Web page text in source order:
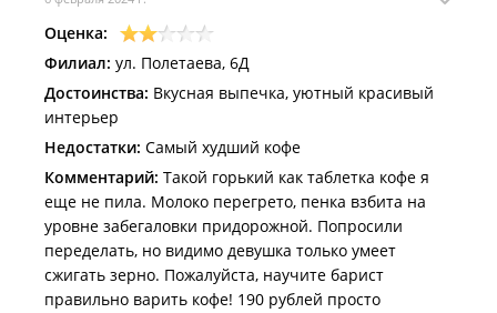
Оценка:
Филиал: ул. Полетаева, 6Д
Достоинства: Вкусная выпечка, уютный красивый
интерьер
Недостатки: Самый худший кофе
Комментарий: Такой горький как таблетка кофе я
еще не пила. Молоко перегрето, пенка взбита на
уровне забегаловки придорожной. Попросили
переделать, но видимо девушка только умеет
сжигать зерно. Пожалуйста, научите барист
правильно варить кофе! 190 рублей просто